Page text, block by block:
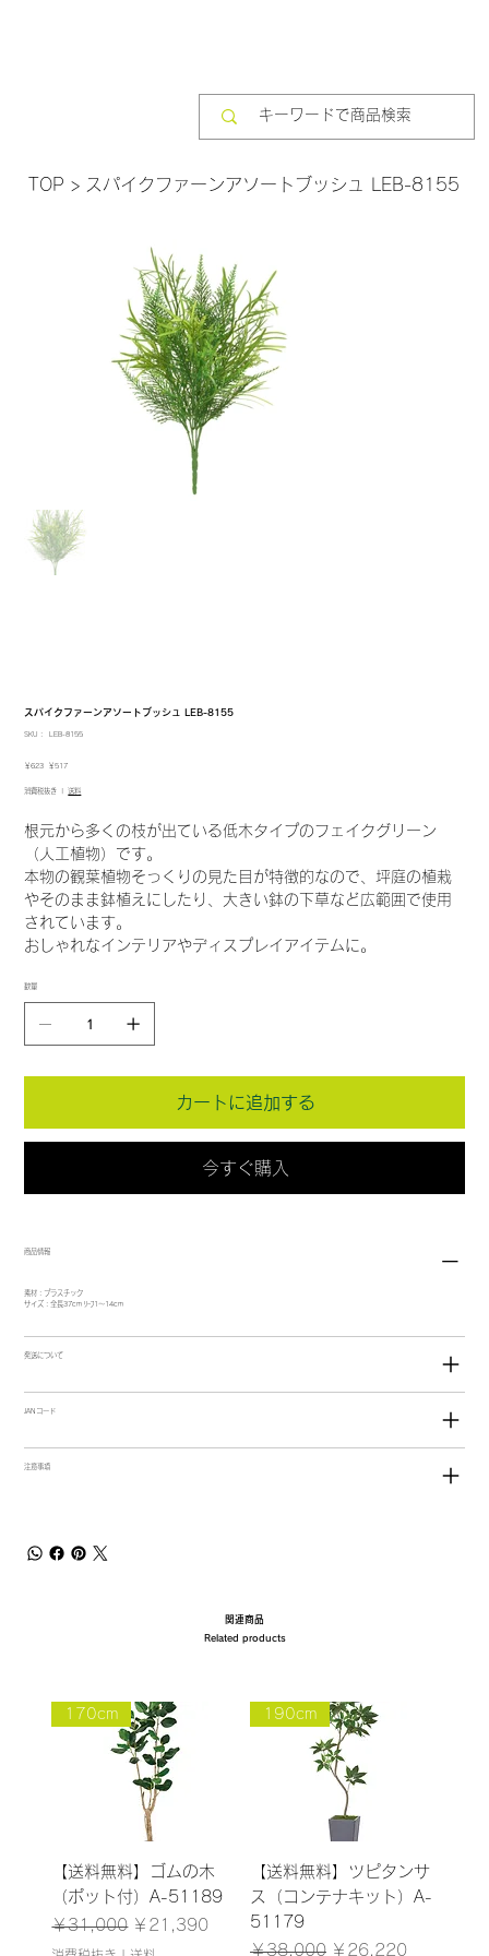
TOP > スパイクファーンアソートブッシュ LEB-8155
スパイクファーンアソートブッシュ LEB-8155
SKU：
SKU：
LEB-8155
元
価
￥623
セ
ル
格
￥517
消費税抜き | 送料
根元から多くの枝が出ている低木タイプのフェイクグリーン
（人工植物）です。
本物の観葉植物そっくりの見た目が特徴的なので、坪庭の植栽
やそのまま鉢植えにしたり、大きい鉢の下草など広範囲で使用
されています。
おしゃれなインテリアやディスプレイアイテムに。
数量
カートに追加する
今すぐ購入
商品情報
素材：プラスチック
サイズ：全長37cm ﾘｰﾌ1～14cm
発送について
JANコード
注意事項
関連商品
Related products
170cm
【送料無料】ゴムの木
（ポット付）A-51189
通常価格
￥31,000 セール価格
￥21,390
190cm
【送料無料】ツピタンサ
ス（コンテナキット）A-
51179
通常価格
￥38,000 セール価格
￥26,220